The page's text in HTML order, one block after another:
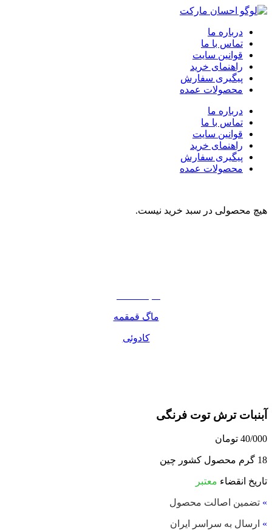
درباره ما
تماس با ما
قوانین سایت
راهنمای خرید
پیگیری سفارش
محصولات عمده
درباره ما
تماس با ما
قوانین سایت
راهنمای خرید
پیگیری سفارش
محصولات عمده
هیچ محصولی در سبد خرید نیست.
ماگ قمقمه
کادوئی
آبنبات ترش توت فرنگی
40/000 تومان
18 گرم محصول کشور چین
تاریخ انقضاء معتبر
» تضمین اصالت محصول
» ارسال به سراسر ایران